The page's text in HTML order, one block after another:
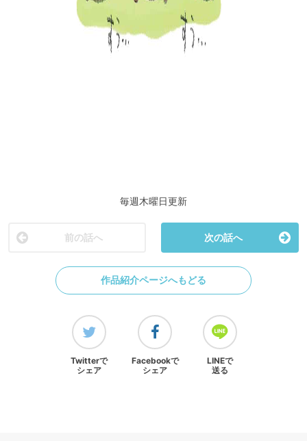
毎週木曜日更新
前の話へ 次の話へ
作品紹介ページへもどる
Twitterで
シェア
Facebookで
シェア
LINEで
送る